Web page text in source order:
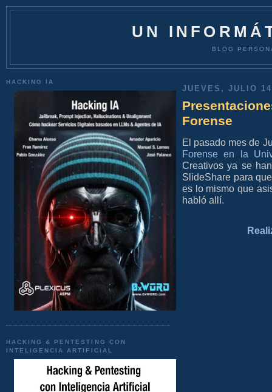
UN
BLOG
HACKING IA
HACKING & PENTESTING CON
INTELIGENCIA ARTIFICIAL
JUEVES, JULIO
Forense
El pasado mes de
Forense en la
Creativos ya se
SlideShare para
es lo mismo que
habló allí.